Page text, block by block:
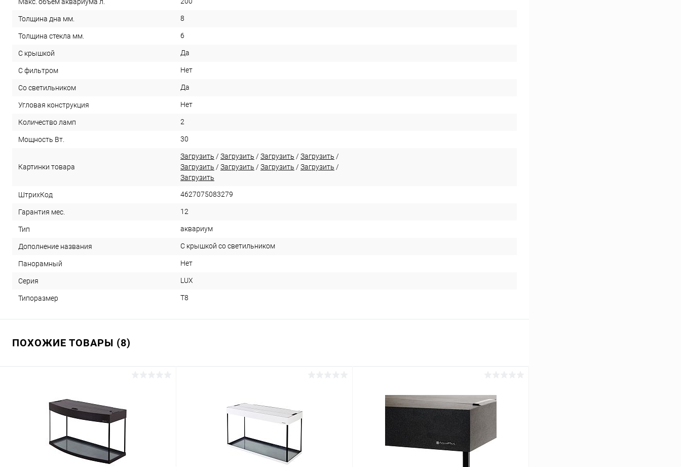
Толщина дна мм. 8
Толщина стекла мм. 6
С крышкой Да
С фильтром Нет
Со светильником Да
Угловая конструкция Нет
Количество ламп 2
Мощность Вт. 30
Картинки товара
Загрузить / Загрузить / Загрузить / Загрузить /
Загрузить / Загрузить / Загрузить / Загрузить /
Загрузить
ШтрихКод 4627075083279
Гарантия мес. 12
Тип аквариум
Дополнение названия С крышкой со светильником
Панорамный Нет
Серия LUX
Типоразмер T8
ПОХОЖИЕ ТОВАРЫ (8)